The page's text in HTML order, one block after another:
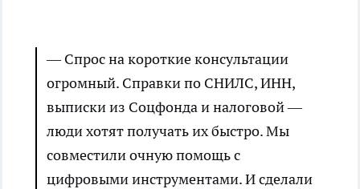
— Спрос на короткие консультации
огромный. Справки по СНИЛС, ИНН,
выписки из Соцфонда и налоговой —
люди хотят получать их быстро. Мы
совместили очную помощь с
цифровыми инструментами. И сделали